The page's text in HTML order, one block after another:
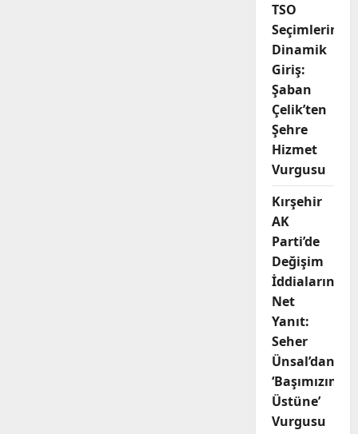
TSO
Seçimlerine
Dinamik
Giriş:
Şaban
Çelik’ten
Şehre
Hizmet
Vurgusu
Kırşehir
AK
Parti’de
Değişim
İddialarına
Net
Yanıt:
Seher
Ünsal’dan
‘Başımızın
Üstüne’
Vurgusu